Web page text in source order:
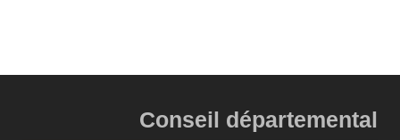
Conseil départemental